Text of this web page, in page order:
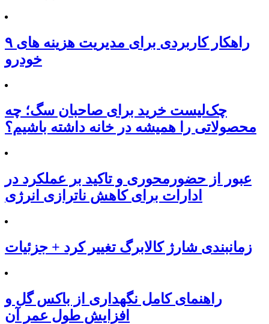
۹ راهکار کاربردی برای مدیریت هزینه های
خودرو
چک‌لیست خرید برای صاحبان سگ؛ چه
محصولاتی را همیشه در خانه داشته باشیم؟
عبور از حضورمحوری و تاکید بر عملکرد در
ادارات برای کاهش ناترازی انرژی
زمانبندی شارژ کالابرگ تغییر کرد + جزئیات
راهنمای کامل نگهداری از باکس گل و
افزایش طول عمر آن